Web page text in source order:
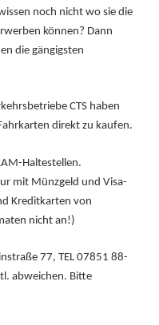
noch nicht wo sie die
können? Dann
die gängigsten
CTS haben
direkt zu kaufen.
Haltestellen.
mit Münzgeld und Visa-
Kreditkarten von
nicht an!)
77, TEL 07851 88-
abweichen. Bitte